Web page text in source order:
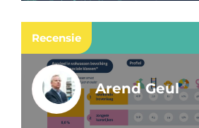
Recensie
Arend Geul